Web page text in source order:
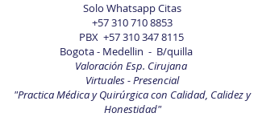
Solo Whatsapp Citas
+57 310 710 8853
PBX +57 310 347 8115
Bogota - Medellin - B/quilla
Valoración Esp. Cirujana
Virtuales - Presencial
"Practica Médica y Quirúrgica con Calidad, Calidez y
Honestidad"